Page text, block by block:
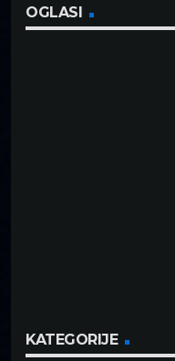
OGLASI
KATEGORIJE